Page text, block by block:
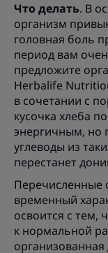
Что делать. В
организм
головная боль
период вам
предложите
Herbalife
в сочетании с
кусочка хлеба
энергичным, но
углеводы из
перестанет
Перечисленные
временный
освоится с тем,
к нормальной